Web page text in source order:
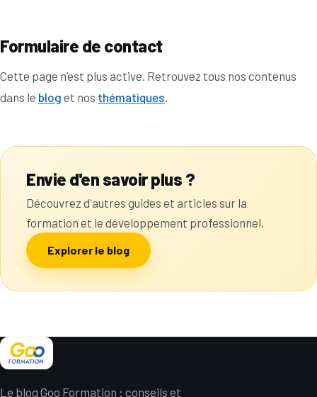
Formulaire de contact
Cette page n’est plus active. Retrouvez tous nos contenus
dans le blog et nos thématiques.
Envie d'en savoir plus ?
Découvrez d'autres guides et articles sur la
formation et le développement professionnel.
Explorer le blog
Le blog Goo Formation : conseils et